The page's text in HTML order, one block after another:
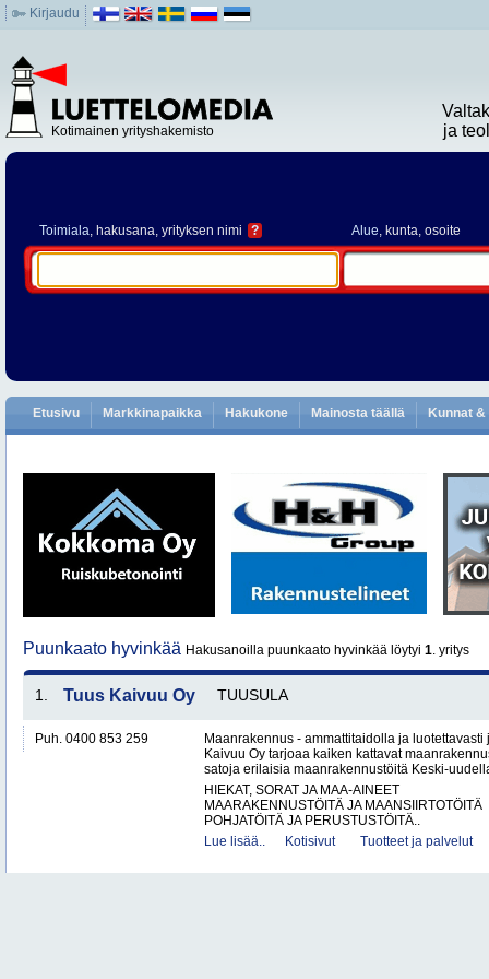
Kirjaudu
Kotimainen yrityshakemisto
ja
Toimiala, hakusana, yrityksen nimi ? Alue, kunta, osoite
Etusivu Markkinapaikka Hakukone Mainosta täällä Kunnat
Puunkaato hyvinkää Hakusanoilla puunkaato hyvinkää löytyi 1. yritys
1. Tuus Kaivuu Oy TUUSULA
Puh. 0400 853 259
Maanrakennus - ammattitaidolla ja
Kaivuu Oy tarjoaa kaiken kattavat
satoja erilaisia maanrakennustöitä Keski-
HIEKAT, SORAT JA MAA-AINEET
MAARAKENNUSTÖITÄ JA MAANSIIRTOTÖITÄ
POHJATÖITÄ JA PERUSTUSTÖITÄ..
Lue lisää..
Kotisivut Tuotteet ja palvelut